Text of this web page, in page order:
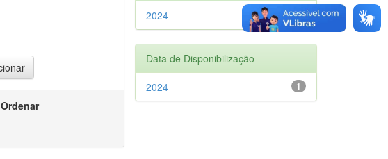
Ordenar
1
2024
Data de Disponibilização
1
2024